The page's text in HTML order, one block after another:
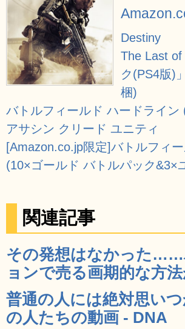
Destiny
The Last
ク(PS4版)
梱)
バトルフィールド ハードライン
アサシン クリード ユニティ
[Amazon.co.jp限定]バトルフィ
(10×ゴールド バトルパック&3×
関連記事
その発想はなかった……
ョンで売る画期的な方
普通の人には絶対思い
の人たちの動画 - DNA